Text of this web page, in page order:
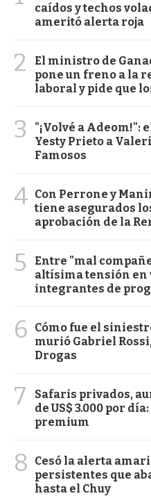
caídos y techos
ameritó alerta roja
2
El ministro de
pone un freno a la
laboral y pide que
3
"¡Volvé a Adeom!":
Yesty Prieto a
Famosos
4 Con Perrone y
tiene asegurados
aprobación de la
5
Entre "mal
altísima tensión en
integrantes de
6
Cómo fue el
murió Gabriel
Drogas
7
Safaris privados,
de US$ 3.000 por
premium
8
Cesó la alerta
persistentes que
hasta el Chuy